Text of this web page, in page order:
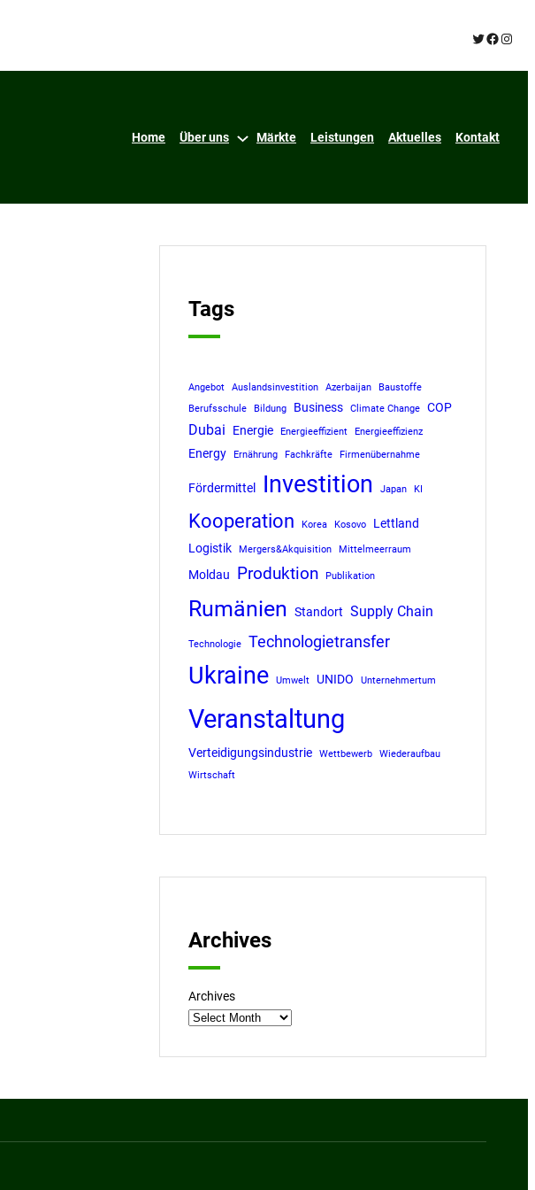
Twitter
Home Über uns Märkte Leistungen Aktuelles Kontakt
Tags
Angebot Auslandsinvestition Azerbaijan
Baustoffe
Berufsschule
Bildung Business Climate Change COP
Dubai Energie Energieeffizient Energieeffizienz
Energy Ernährung Fachkräfte Firmenübernahme
Fördermittel Investition Japan KI
Kooperation Korea Kosovo
Lettland
Logistik
Mergers&Akquisition Mittelmeerraum
Moldau Produktion Publikation
Rumänien Standort Supply Chain
Technologie Technologietransfer
Ukraine Umwelt UNIDO Unternehmertum
Veranstaltung
Verteidigungsindustrie Wettbewerb
Wiederaufbau
Wirtschaft
Archives
Archives